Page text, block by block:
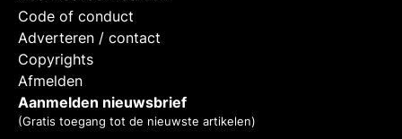
Code of conduct
Adverteren / contact
Copyrights
Afmelden
Aanmelden nieuwsbrief
(Gratis toegang tot de nieuwste artikelen)